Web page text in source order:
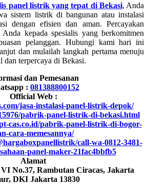
panel listrik yang tepat di Bekasi, Anda
sistem listrik di bangunan atau instalasi
dengan efisien dan aman. Percayakan
kepada spesialis yang berkomitmen
pelanggan. Hubungi kami hari ini
dan mulailah langkah pertama menuju
dan terpercaya di Bekasi.
dan Pemesanan
: 081388800152
Official Web :
jasa-instalasi-panel-listrik-depok/
pabrik-panel-listrik-di-bekasi.html
cas.co.id/pabrik-panel-listrik-di-bogor-
cara-memesannya/
call-wa-0812-3481-
panel-maker-21fac4bbfb5
Alamat
No.37, Rambutan Ciracas, Jakarta
DKI Jakarta 13830